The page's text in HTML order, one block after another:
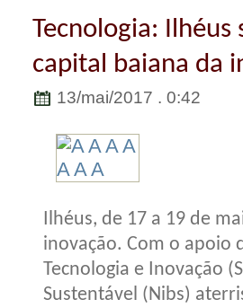
Tecnologia:
capital baiana da
13/mai/2017 . 0:42
Ilhéus, de 17 a 19 de
inovação. Com o apoio
Tecnologia e Inovação
Sustentável (Nibs)